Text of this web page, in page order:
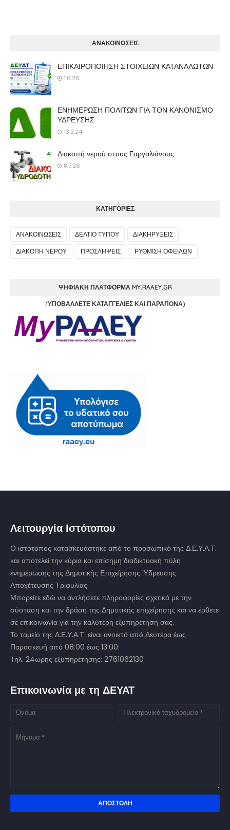
ΑΝΑΚΟΙΝΩΣΕΙΣ
ΕΠΙΚΑΙΡΟΠΟΙΗΣΗ ΣΤΟΙΧΕΙΩΝ ΚΑΤΑΝΑΛΩΤΩΝ
1.6.26
ΕΝΗΜΕΡΩΣΗ ΠΟΛΙΤΩΝ ΓΙΑ ΤΟΝ ΚΑΝΟΝΙΣΜΟ
ΥΔΡΕΥΣΗΣ
13.2.24
Διακοπή νερού στους Γαργαλιάνους
8.7.26
ΚΑΤΗΓΟΡΙΕΣ
ΑΝΑΚΟΙΝΩΣΕΙΣ ΔΕΛΤΙΟ ΤΥΠΟΥ
ΔΙΑΚΗΡΥΞΕΙΣ
ΔΙΑΚΟΠΗ ΝΕΡΟΥ
ΠΡΟΣΛΗΨΕΙΣ ΡΥΘΜΙΣΗ ΟΦΕΙΛΩΝ
ΨΗΦΙΑΚΉ ΠΛΑΤΦΌΡΜΑ MY.RAAEY.GR
(ΥΠΟΒΆΛΛΕΤΕ ΚΑΤΑΓΓΕΛΊΕΣ ΚΑΙ ΠΑΡΆΠΟΝΑ)
Λειτουργία Ιστότοπου
Ο ιστότοπος κατασκευάστηκε από το προσωπικό της Δ.Ε.Υ.Α.Τ.
και αποτελεί την κύρια και επίσημη διαδικτυακή πύλη
ενημέρωσης της Δημοτικής Επιχείρησης Ύδρευσης
Αποχέτευσης Τριφυλίας.
Μπορείτε εδώ να αντλήσετε πληροφορίες σχετικά με την
σύσταση και την δράση της Δημοτικής επιχείρησης και να έρθετε
σε επικοινωνία για την καλύτερη εξυπηρέτηση σας.
Το ταμείο της Δ.Ε.Υ.Α.Τ. είναι ανοικτό από Δευτέρα έως
Παρασκευή από 08:00 έως 13:00.
Τηλ. 24ωρης εξυπηρέτησης: 2761062130
Επικοινωνία με τη ΔΕΥΑΤ